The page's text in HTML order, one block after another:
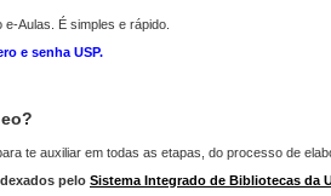
Aulas. É simples e rápido.
e senha USP.
te auxiliar em todas as etapas, do processo de
pelo Sistema Integrado de Bibliotecas da